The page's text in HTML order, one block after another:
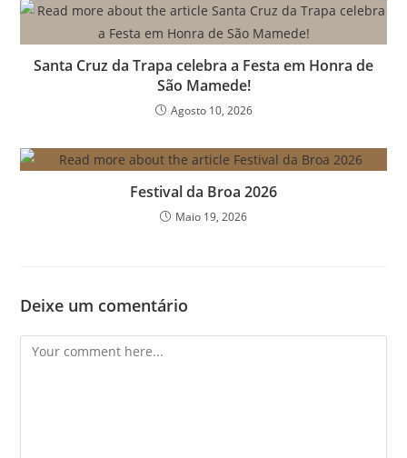
Santa Cruz da Trapa celebra a Festa em Honra de
São Mamede!
Agosto 10, 2026
Festival da Broa 2026
Maio 19, 2026
Deixe um comentário